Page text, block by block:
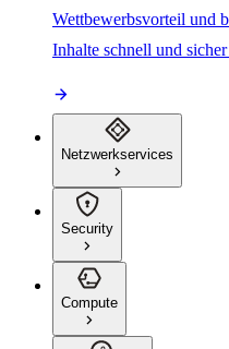
Wettbewerbsvorteil und
Inhalte schnell und
Netzwerkservices
Security
Compute